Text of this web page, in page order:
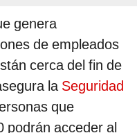
genera
de empleados
cerca del fin de
laSeguridad
que
podrán acceder al